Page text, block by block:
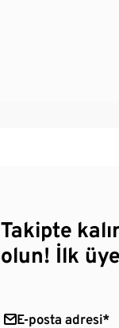
Takipte
olun! İlk
E-posta adresi*